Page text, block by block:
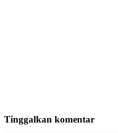
Tinggalkan komentar